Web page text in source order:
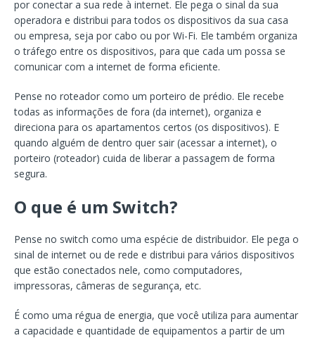
por conectar a sua rede à internet. Ele pega o sinal da sua
operadora e distribui para todos os dispositivos da sua casa
ou empresa, seja por cabo ou por Wi-Fi. Ele também organiza
o tráfego entre os dispositivos, para que cada um possa se
comunicar com a internet de forma eficiente.
Pense no roteador como um porteiro de prédio. Ele recebe
todas as informações de fora (da internet), organiza e
direciona para os apartamentos certos (os dispositivos). E
quando alguém de dentro quer sair (acessar a internet), o
porteiro (roteador) cuida de liberar a passagem de forma
segura.
O que é um Switch?
Pense no switch como uma espécie de distribuidor. Ele pega o
sinal de internet ou de rede e distribui para vários dispositivos
que estão conectados nele, como computadores,
impressoras, câmeras de segurança, etc.
É como uma régua de energia, que você utiliza para aumentar
a capacidade e quantidade de equipamentos a partir de um